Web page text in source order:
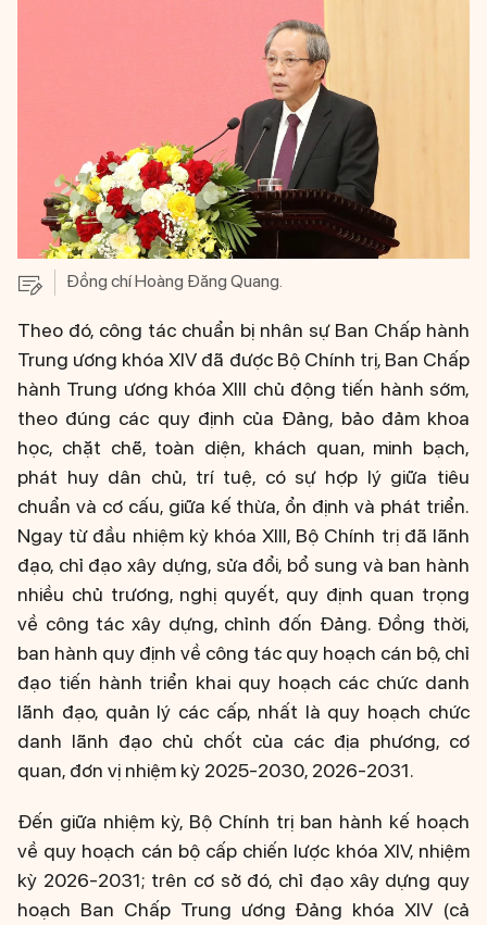
Đồng chí Hoàng Đăng Quang.
Theo đó, công tác chuẩn bị nhân sự Ban Chấp hành
Trung ương khóa XIV đã được Bộ Chính trị, Ban Chấp
hành Trung ương khóa XIII chủ động tiến hành sớm,
theo đúng các quy định của Đảng, bảo đảm khoa
học, chặt chẽ, toàn diện, khách quan, minh bạch,
phát huy dân chủ, trí tuệ, có sự hợp lý giữa tiêu
chuẩn và cơ cấu, giữa kế thừa, ổn định và phát triển.
Ngay từ đầu nhiệm kỳ khóa XIII, Bộ Chính trị đã lãnh
đạo, chỉ đạo xây dựng, sửa đổi, bổ sung và ban hành
nhiều chủ trương, nghị quyết, quy định quan trọng
về công tác xây dựng, chỉnh đốn Đảng. Đồng thời,
ban hành quy định về công tác quy hoạch cán bộ, chỉ
đạo tiến hành triển khai quy hoạch các chức danh
lãnh đạo, quản lý các cấp, nhất là quy hoạch chức
danh lãnh đạo chủ chốt của các địa phương, cơ
quan, đơn vị nhiệm kỳ 2025-2030, 2026-2031.
Đến giữa nhiệm kỳ, Bộ Chính trị ban hành kế hoạch
về quy hoạch cán bộ cấp chiến lược khóa XIV, nhiệm
kỳ 2026-2031; trên cơ sở đó, chỉ đạo xây dựng quy
hoạch Ban Chấp Trung ương Đảng khóa XIV (cả